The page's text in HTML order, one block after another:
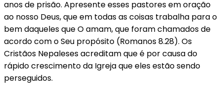
anos de prisão. Apresente esses pastores em oração
ao nosso Deus, que em todas as coisas trabalha para o
bem daqueles que O amam, que foram chamados de
acordo com o Seu propósito (Romanos 8.28). Os
Cristãos Nepaleses acreditam que é por causa do
rápido crescimento da Igreja que eles estão sendo
perseguidos.